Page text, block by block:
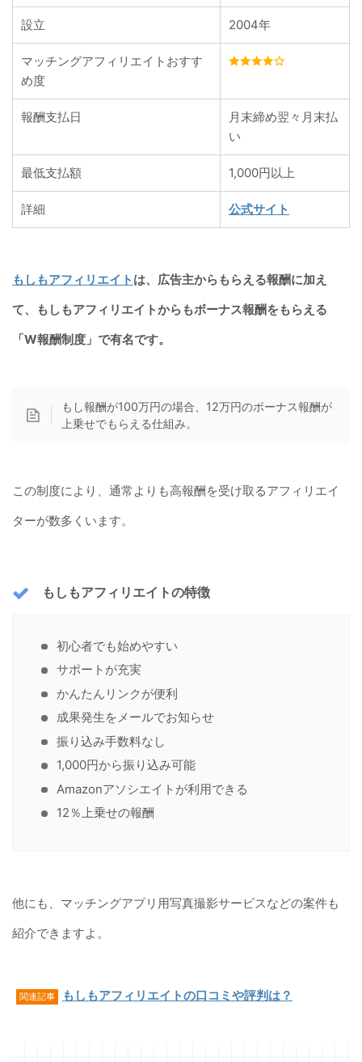
設立 2004年
マッチングアフィリエイトおすす
め度
報酬支払日
月末締め翌々月末払
い
最低支払額 1,000円以上
詳細 公式サイト
もしもアフィリエイト は、広告主からもらえる報酬に加え
て、もしもアフィリエイトからもボーナス報酬をもらえる
「W報酬制度」で有名です。
もし報酬が100万円の場合、12万円のボーナス報酬が
上乗せでもらえる仕組み。
この制度により、通常よりも高報酬を受け取るアフィリエイ
ターが数多くいます。
もしもアフィリエイトの特徴
初心者でも始めやすい
サポートが充実
かんたんリンクが便利
成果発生をメールでお知らせ
振り込み手数料なし
1,000円から振り込み可能
Amazonアソシエイトが利用できる
12％上乗せの報酬
他にも、マッチングアプリ用写真撮影サービスなどの案件も
紹介できますよ。
関連記事 もしもアフィリエイトの口コミや評判は？